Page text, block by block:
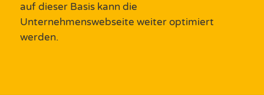
auf dieser Basis kann die
Unternehmenswebseite weiter optimiert
werden.